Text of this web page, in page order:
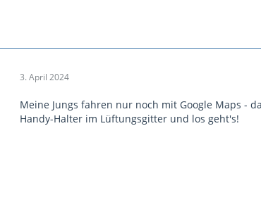
3. April 2024
Meine Jungs fahren nur noch mit Google Maps -
Handy-Halter im Lüftungsgitter und los geht's!